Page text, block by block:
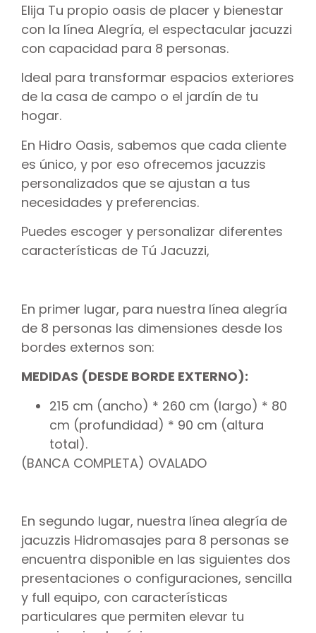
Elija Tu propio oasis de placer y bienestar
con la línea Alegría, el espectacular jacuzzi
con capacidad para 8 personas.
Ideal para transformar espacios exteriores
de la casa de campo o el jardín de tu
hogar.
En Hidro Oasis, sabemos que cada cliente
es único, y por eso ofrecemos jacuzzis
personalizados que se ajustan a tus
necesidades y preferencias.
Puedes escoger y personalizar diferentes
características de Tú Jacuzzi,
En primer lugar, para nuestra línea alegría
de 8 personas las dimensiones desde los
bordes externos son:
MEDIDAS (DESDE BORDE EXTERNO):
215 cm (ancho) * 260 cm (largo) * 80
cm (profundidad) * 90 cm (altura
total).
(BANCA COMPLETA) OVALADO
En segundo lugar, nuestra línea alegría de
jacuzzis Hidromasajes para 8 personas se
encuentra disponible en las siguientes dos
presentaciones o configuraciones, sencilla
y full equipo, con características
particulares que permiten elevar tu